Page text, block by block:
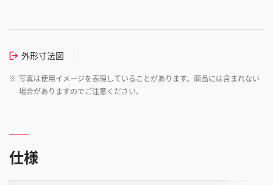
外形寸法図
※ 写真は使用イメージを表現していることがあります。商品には含まれない
場合がありますのでご注意ください。
仕様